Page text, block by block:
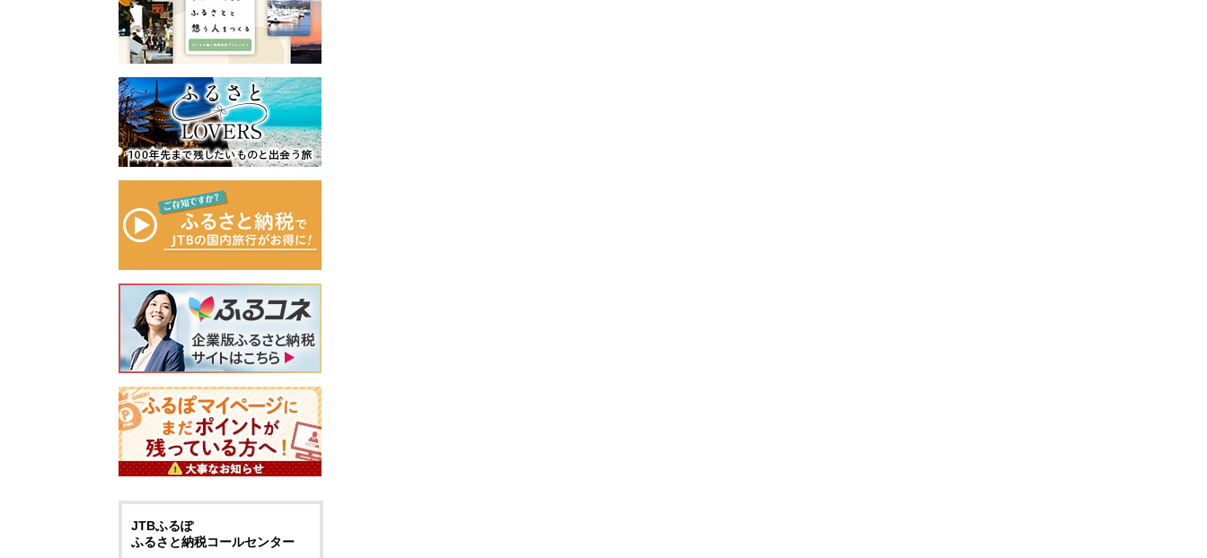
町を応援していただけるみ
なさまと一緒に持続可能な
まちづくりを進めていきま
みなさまの応援をよろしく
願っています。ぜひ、この
機会に出雲市への温かいご
支援をよろしくお願いいた
JTBふるぽ
ふるさと納税コールセンター